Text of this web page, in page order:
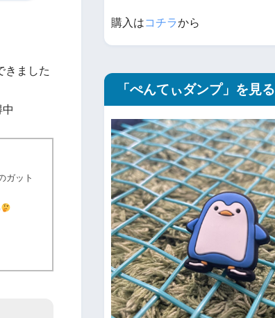
きました
ガット
購入はコチラから
「ぺんてぃダンプ」を見る